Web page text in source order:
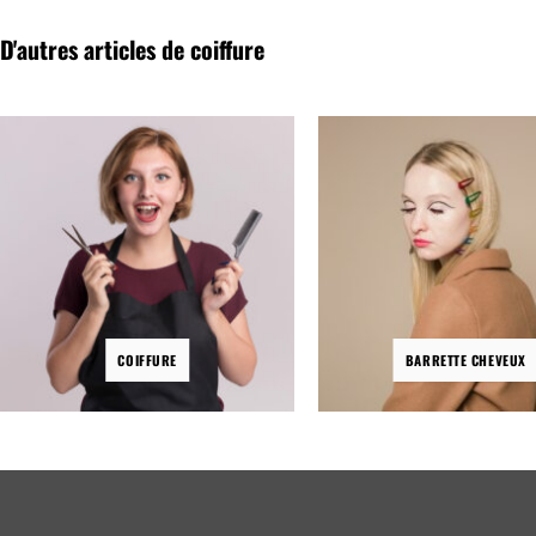
D'autres articles de coiffure
COIFFURE BARRETTE CHEVEUX